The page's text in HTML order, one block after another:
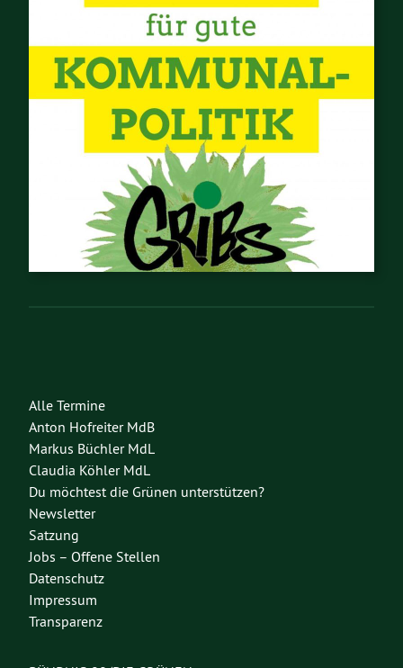
Alle Termine
Anton Hofreiter MdB
Markus Büchler MdL
Claudia Köhler MdL
Du möchtest die Grünen unterstützen?
Newsletter
Satzung
Jobs – Offene Stellen
Datenschutz
Impressum
Transparenz